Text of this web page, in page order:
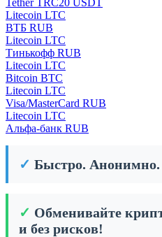
Litecoin LTC
ВТБ RUB
Litecoin LTC
Тинькофф RUB
Litecoin LTC
Bitcoin BTC
Litecoin LTC
Visa/MasterCard RUB
Litecoin LTC
Альфа-банк RUB
✓ Быстро. Анонимно.
✓ Обменивайте
и без рисков!